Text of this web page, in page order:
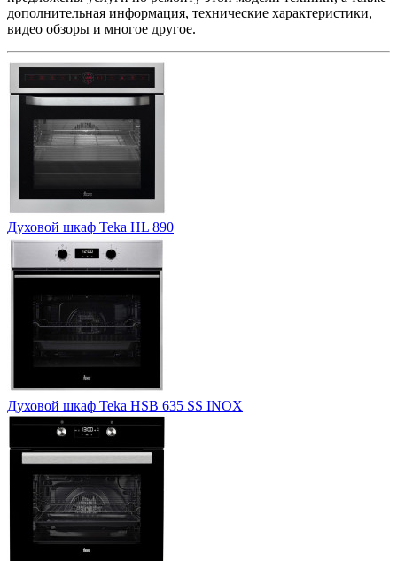
дополнительная информация, технические характеристики,
видео обзоры и многое другое.
Духовой шкаф Teka HL 890
Духовой шкаф Teka HSB 635 SS INOX